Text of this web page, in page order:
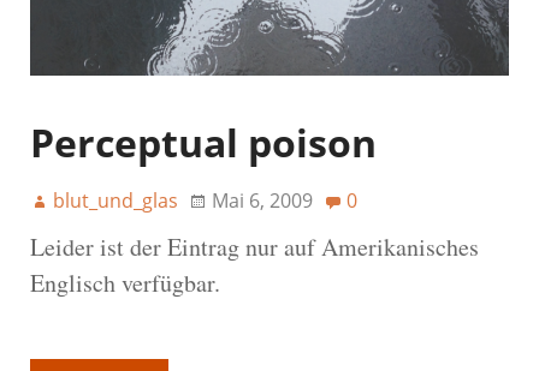
Perceptual poison
blut_und_glas Mai 6, 2009 0
Leider ist der Eintrag nur auf Amerikanisches
Englisch verfügbar.